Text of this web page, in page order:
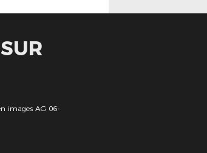
images AG 06-